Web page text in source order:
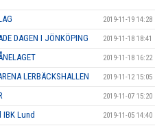
2019-11-19 14:28
DAGEN I JÖNKÖPING 2019-11-18 18:41
2019-11-18 16:22
LERBÄCKSHALLEN 2019-11-12 15:05
2019-11-07 15:20
Lund 2019-11-05 14:40